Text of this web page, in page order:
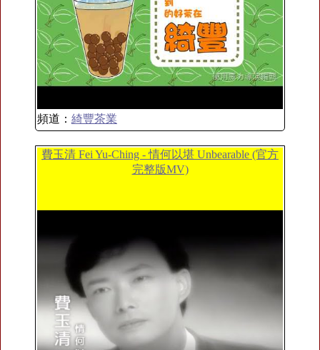
頻道： 綺豐茶業
費玉清 Fei Yu-Ching - 情何以堪 Unbearable (官方
完整版MV)